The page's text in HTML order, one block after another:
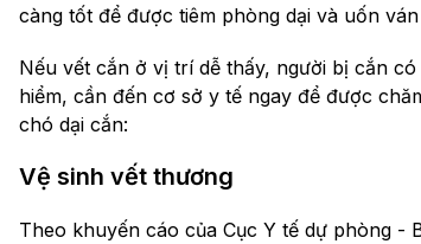
càng tốt để được tiêm phòng dại và uốn
Nếu vết cắn ở vị trí dễ thấy, người bị cắn
hiểm, cần đến cơ sở y tế ngay để được
chó dại cắn:
Vệ sinh vết thương
Theo khuyến cáo của Cục Y tế dự phòng -